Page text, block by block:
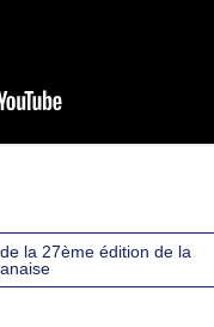
la 27ème édition de la